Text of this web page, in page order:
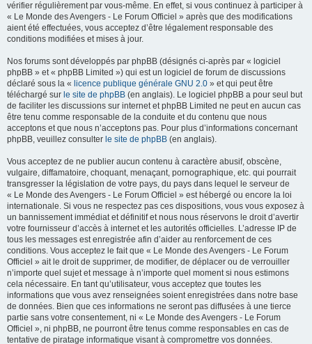
vérifier régulièrement par vous-même. En effet, si vous continuez à participer à
« Le Monde des Avengers - Le Forum Officiel » après que des modifications
aient été effectuées, vous acceptez d’être légalement responsable des
conditions modifiées et mises à jour.
Nos forums sont développés par phpBB (désignés ci-après par « logiciel
phpBB » et « phpBB Limited ») qui est un logiciel de forum de discussions
déclaré sous la « licence publique générale GNU 2.0 » et qui peut être
téléchargé sur le site de phpBB (en anglais). Le logiciel phpBB a pour seul but
de faciliter les discussions sur internet et phpBB Limited ne peut en aucun cas
être tenu comme responsable de la conduite et du contenu que nous
acceptons et que nous n’acceptons pas. Pour plus d’informations concernant
phpBB, veuillez consulter le site de phpBB (en anglais).
Vous acceptez de ne publier aucun contenu à caractère abusif, obscène,
vulgaire, diffamatoire, choquant, menaçant, pornographique, etc. qui pourrait
transgresser la législation de votre pays, du pays dans lequel le serveur de
« Le Monde des Avengers - Le Forum Officiel » est hébergé ou encore la loi
internationale. Si vous ne respectez pas ces dispositions, vous vous exposez à
un bannissement immédiat et définitif et nous nous réservons le droit d’avertir
votre fournisseur d’accès à internet et les autorités officielles. L’adresse IP de
tous les messages est enregistrée afin d’aider au renforcement de ces
conditions. Vous acceptez le fait que « Le Monde des Avengers - Le Forum
Officiel » ait le droit de supprimer, de modifier, de déplacer ou de verrouiller
n’importe quel sujet et message à n’importe quel moment si nous estimons
cela nécessaire. En tant qu’utilisateur, vous acceptez que toutes les
informations que vous avez renseignées soient enregistrées dans notre base
de données. Bien que ces informations ne seront pas diffusées à une tierce
partie sans votre consentement, ni « Le Monde des Avengers - Le Forum
Officiel », ni phpBB, ne pourront être tenus comme responsables en cas de
tentative de piratage informatique visant à compromettre vos données.